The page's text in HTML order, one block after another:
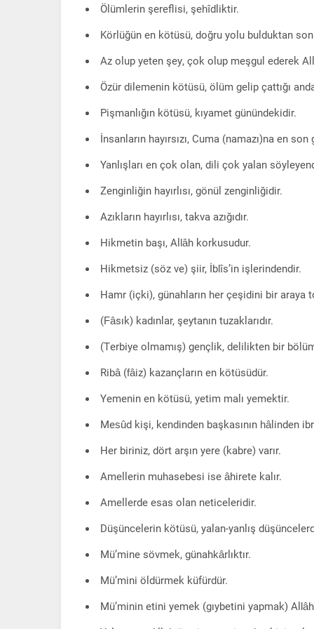
Ölümlerin şereflisi, şehîdliktir.
Körlüğün en kötüsü, doğru yolu bulduktan
Az olup yeten şey, çok olup meşgul ederek
Özür dilemenin kötüsü, ölüm gelip çattığı
Pişmanlığın kötüsü, kıyamet günündekidir.
İnsanların hayırsızı, Cuma (namazı)na en
Yanlışları en çok olan, dili çok yalan
Zenginliğin hayırlısı, gönül zenginliğidir.
Azıkların hayırlısı, takva azığıdır.
Hikmetin başı, Allâh korkusudur.
Hikmetsiz (söz ve) şiir, İblîs’in işlerindendir.
Hamr (içki), günahların her çeşidini bir araya
(Fâsık) kadınlar, şeytanın tuzaklarıdır.
(Terbiye olmamış) gençlik, delilikten bir
Ribâ (fâiz) kazançların en kötüsüdür.
Yemenin en kötüsü, yetim malı yemektir.
Mesûd kişi, kendinden başkasının hâlinden
Her biriniz, dört arşın yere (kabre) varır.
Amellerin muhasebesi ise âhirete kalır.
Amellerde esas olan neticeleridir.
Düşüncelerin kötüsü, yalan-yanlış
Mü’mine sövmek, günahkârlıktır.
Mü’mini öldürmek küfürdür.
Mü’minin etini yemek (gıybetini yapmak)